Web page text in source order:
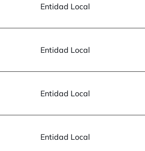
Entidad Local
Entidad Local
Entidad Local
Entidad Local